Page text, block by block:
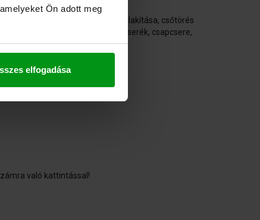
Ön adott meg
elfogadása
csatorna hálózat fektetés kialakítása, csőtörés
problémák, radiátor cserék, csapcsere,
való kattintással!